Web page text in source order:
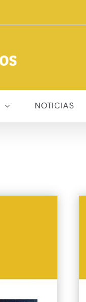
NOTICIAS